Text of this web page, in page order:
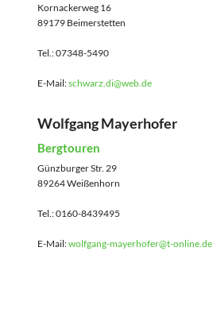
Kornackerweg 16
89179 Beimerstetten
Tel.: 07348-5490
E-Mail:schwarz.di@web.de
Wolfgang Mayerhofer
Bergtouren
Günzburger Str. 29
89264 Weißenhorn
Tel.: 0160-8439495
E-Mail:wolfgang-mayerhofer@t-online.de